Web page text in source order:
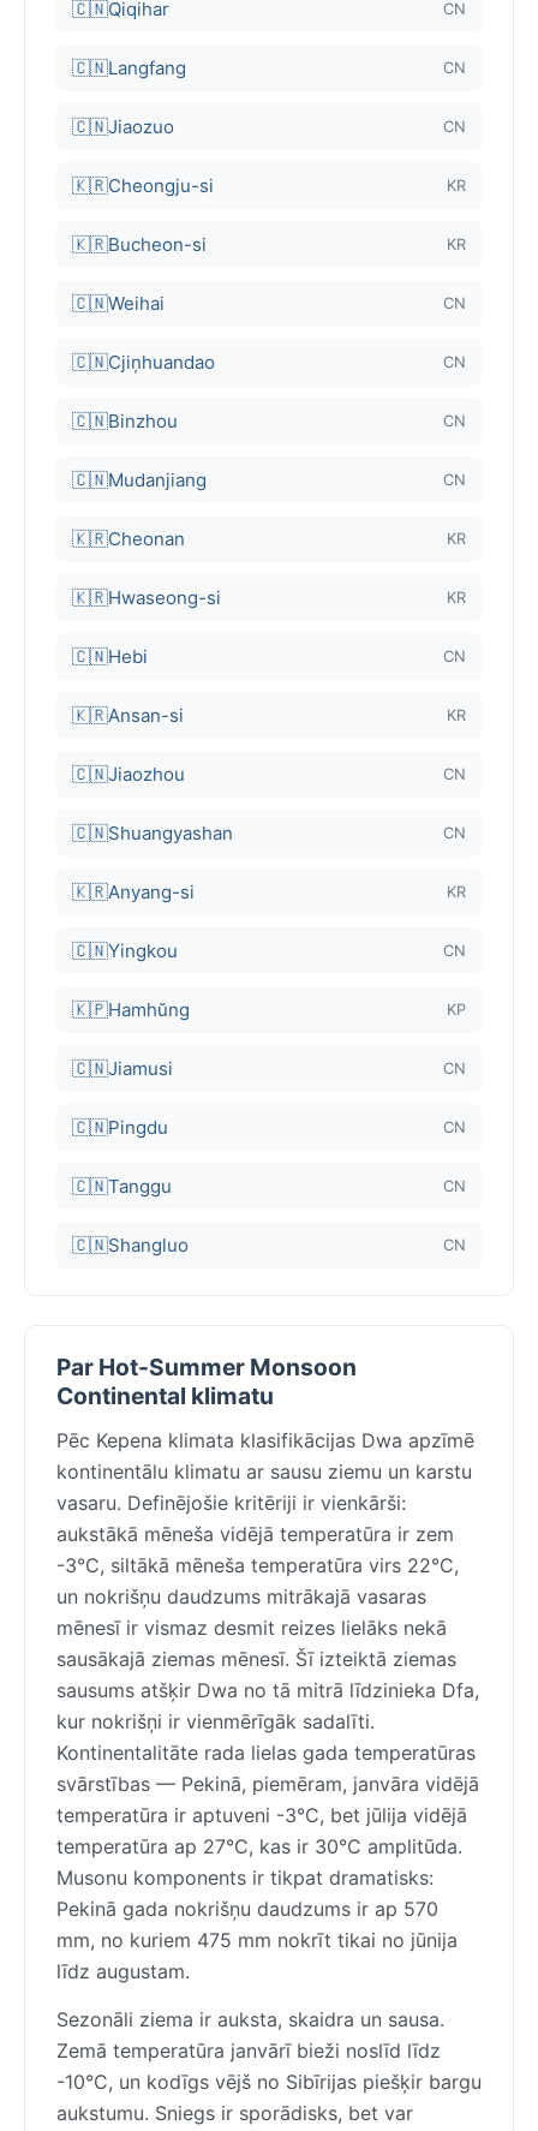
🇨🇳Qiqihar CN
🇨🇳Langfang CN
🇨🇳Jiaozuo CN
🇰🇷Cheongju-si KR
🇰🇷Bucheon-si KR
🇨🇳Weihai CN
🇨🇳Cjiņhuandao CN
🇨🇳Binzhou CN
🇨🇳Mudanjiang CN
🇰🇷Cheonan KR
🇰🇷Hwaseong-si KR
🇨🇳Hebi CN
🇰🇷Ansan-si KR
🇨🇳Jiaozhou CN
🇨🇳Shuangyashan CN
🇰🇷Anyang-si KR
🇨🇳Yingkou CN
🇰🇵Hamhŭng KP
🇨🇳Jiamusi CN
🇨🇳Pingdu CN
🇨🇳Tanggu CN
🇨🇳Shangluo CN
Par Hot-Summer Monsoon
Continental klimatu
Pēc Kepena klimata klasifikācijas Dwa apzīmē
kontinentālu klimatu ar sausu ziemu un karstu
vasaru. Definējošie kritēriji ir vienkārši:
aukstākā mēneša vidējā temperatūra ir zem
-3°C, siltākā mēneša temperatūra virs 22°C,
un nokrišņu daudzums mitrākajā vasaras
mēnesī ir vismaz desmit reizes lielāks nekā
sausākajā ziemas mēnesī. Šī izteiktā ziemas
sausums atšķir Dwa no tā mitrā līdzinieka Dfa,
kur nokrišņi ir vienmērīgāk sadalīti.
Kontinentalitāte rada lielas gada temperatūras
svārstības — Pekinā, piemēram, janvāra vidējā
temperatūra ir aptuveni -3°C, bet jūlija vidējā
temperatūra ap 27°C, kas ir 30°C amplitūda.
Musonu komponents ir tikpat dramatisks:
Pekinā gada nokrišņu daudzums ir ap 570
mm, no kuriem 475 mm nokrīt tikai no jūnija
līdz augustam.
Sezonāli ziema ir auksta, skaidra un sausa.
Zemā temperatūra janvārī bieži noslīd līdz
-10°C, un kodīgs vējš no Sibīrijas piešķir bargu
aukstumu. Sniegs ir sporādisks, bet var